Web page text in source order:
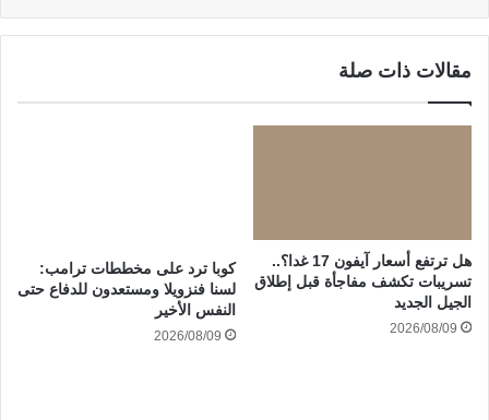
مقالات ذات صلة
هل ترتفع أسعار آيفون 17 غدا؟..
تسريبات تكشف مفاجأة قبل إطلاق
الجيل الجديد
2026/08/09
كوبا ترد على مخططات ترامب:
لسنا فنزويلا ومستعدون للدفاع حتى
النفس الأخير
2026/08/09